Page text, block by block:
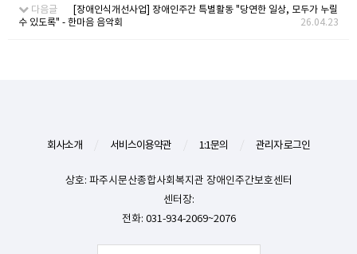
다음글
[장애인식개선사업] 장애인주간 특별활동 "당연한 일상, 모두가 누릴
수 있도록" - 한마음 음악회
26.04.23
회사소개 서비스이용약관 1:1문의 관리자 로그인
상호: 파주시문산종합사회복지관 장애인주간보호센터
센터장:
전화: 031-934-2069~2076